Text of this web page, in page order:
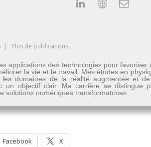
| Plus de publications
applications des technologies pour
la vie et le travail. Mes études en
domaines de la réalité augmentée et
un objectif clair. Ma carrière se distingue
solutions numériques transformatrices.
Facebook X